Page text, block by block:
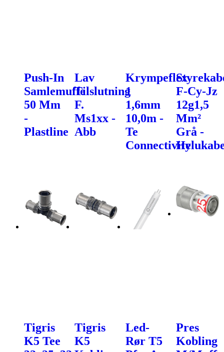
Push-In
Samlemuffe
50 Mm
-
Plastline
Lav
Tilslutning
F.
Ms1xx -
Abb
Krympeflex
1
1,6mm
10,0m -
Te
Connectivity
F-Cy-Jz
12g1,5
Mm²
Grå -
Tigris
K5 Tee
Tigris
K5
Led-
Rør T5
Pres
Kobling